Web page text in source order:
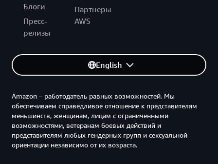
Блоги
Пресс-
релизы
Партнеры
AWS
English
Amazon – работодатель равных возможностей. Мы
обеспечиваем справедливое отношение к представителям
меньшинств, женщинам, лицам с ограниченными
возможностями, ветеранам боевых действий и
представителям любых гендерных групп и сексуальной
ориентации независимо от их возраста.